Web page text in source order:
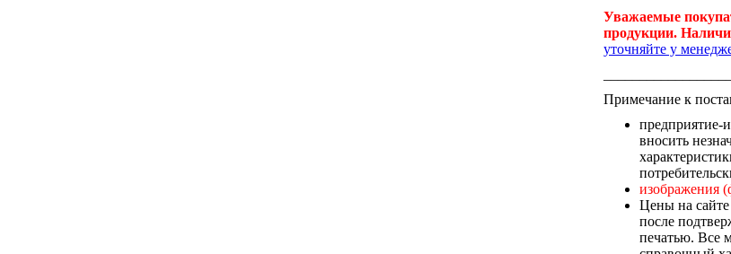
Уважаемые
продукции.
уточняйте у
Примечание к
предприятие-
вносить
изображения
Цены на
после
печатью. Все